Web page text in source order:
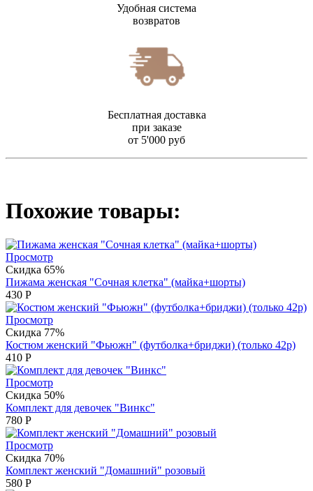
Удобная система
возвратов
Бесплатная доставка
при заказе
от 5'000 руб
Похожие товары:
Просмотр
Скидка 65%
Пижама женская "Сочная клетка" (майка+шорты)
430 Р
Просмотр
Скидка 77%
Костюм женский "Фьюжн" (футболка+бриджи) (только 42р)
410 Р
Просмотр
Скидка 50%
Комплект для девочек "Винкс"
780 Р
Просмотр
Скидка 70%
Комплект женский "Домашний" розовый
580 Р